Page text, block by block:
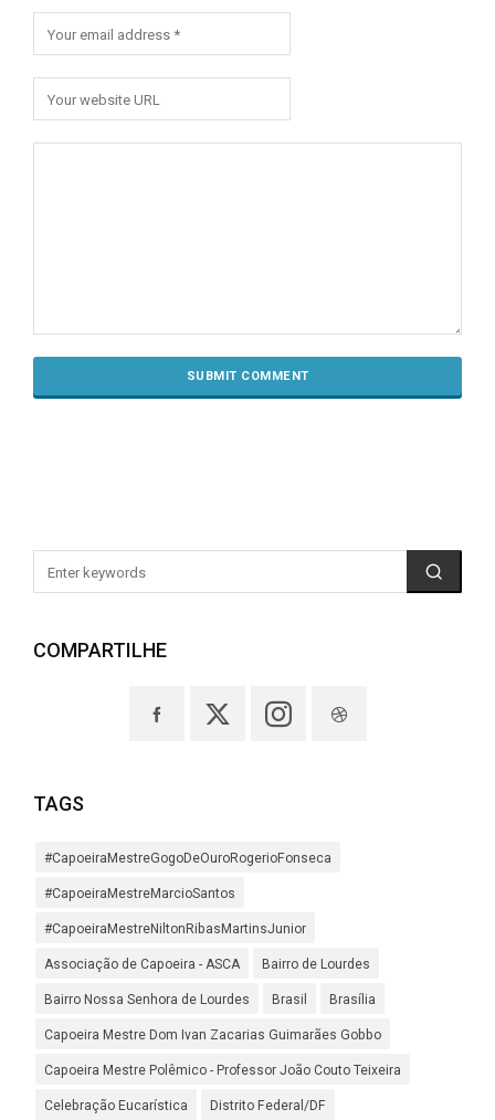
COMPARTILHE
TAGS
#CapoeiraMestreGogoDeOuroRogerioFonseca
#CapoeiraMestreMarcioSantos
#CapoeiraMestreNiltonRibasMartinsJunior
Associação de Capoeira - ASCA Bairro de Lourdes
Bairro Nossa Senhora de Lourdes Brasil Brasília
Capoeira Mestre Dom Ivan Zacarias Guimarães Gobbo
Capoeira Mestre Polêmico - Professor João Couto Teixeira
Celebração Eucarística Distrito Federal/DF